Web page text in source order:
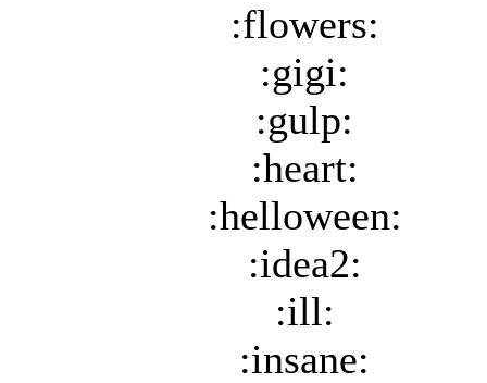
:flowers:
:gigi:
:gulp:
:heart:
:helloween:
:idea2:
:ill:
:insane: